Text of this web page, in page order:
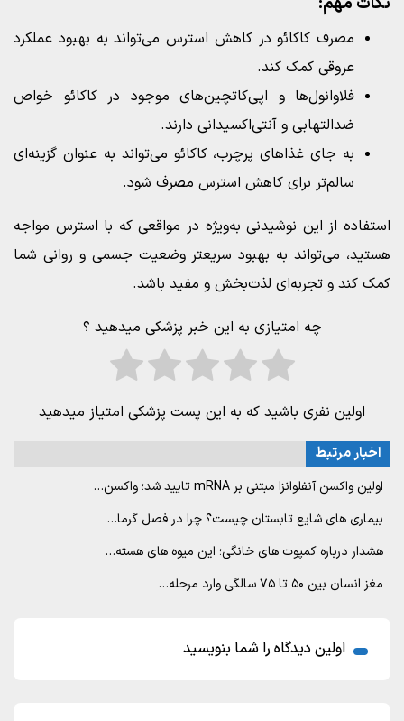
مصرف کاکائو در کاهش استرس می‌تواند به بهبود عملکرد
عروقی کمک کند.
فلاوانول‌ها و اپی‌کاتچین‌های موجود در کاکائو خواص
ضدالتهابی و آنتی‌اکسیدانی دارند.
به جای غذاهای پرچرب، کاکائو می‌تواند به عنوان گزینه‌ای
سالم‌تر برای کاهش استرس مصرف شود.
استفاده از این نوشیدنی به‌ویژه در مواقعی که با استرس مواجه
هستید، می‌تواند به بهبود سریعتر وضعیت جسمی و روانی شما
کمک کند و تجربه‌ای لذت‌بخش و مفید باشد.
چه امتیازی به این خبر پزشکی میدهید ؟
اولین نفری باشید که به این پست پزشکی امتیاز میدهید
اخبار مرتبط
اولین واکسن آنفلوانزا مبتنی بر mRNA تایید شد؛ واکسن…
بیماری های شایع تابستان چیست؟ چرا در فصل گرما…
هشدار درباره کمپوت های خانگی؛ این میوه های هسته…
مغز انسان بین ۵۰ تا ۷۵ سالگی وارد مرحله…
اولین دیدگاه را شما بنویسید